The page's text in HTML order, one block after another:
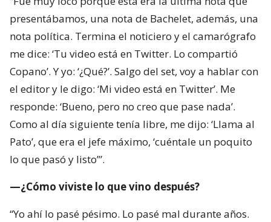
presentábamos, una nota de Bachelet, además, una
nota política. Termina el noticiero y el camarógrafo
me dice: ‘Tu video está en Twitter. Lo compartió
Copano’. Y yo: ‘¿Qué?’. Salgo del set, voy a hablar con
el editor y le digo: ‘Mi video está en Twitter’. Me
responde: ‘Bueno, pero no creo que pase nada’.
Como al día siguiente tenía libre, me dijo: ‘Llama al
Pato’, que era el jefe máximo, ‘cuéntale un poquito
lo que pasó y listo’”.
—¿Cómo viviste lo que vino después?
“Yo ahí lo pasé pésimo. Lo pasé mal durante años.